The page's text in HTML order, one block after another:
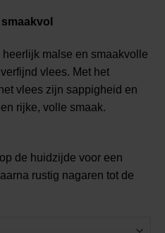
malse en smaakvolle
vlees. Met het
vlees zijn sappigheid en
rijke, volle smaak.
de huidzijde voor een
rustig nagaren tot de